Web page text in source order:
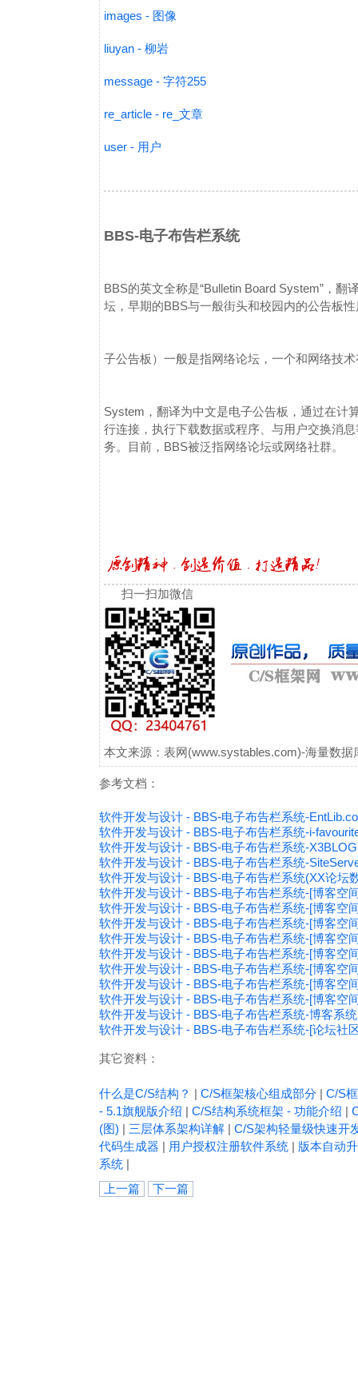
images - 图像
liuyan - 柳岩
message - 字符255
re_article - re_文章
user - 用户
BBS-电子布告栏系统
BBS的英文全称是“Bulletin Board System”，翻
坛，早期的BBS与一般街头和校园内的公告板
子公告板）一般是指网络论坛，一个和网络技
System，翻译为中文是电子公告板，通过在计
行连接，执行下载数据或程序、与用户交换消
务。
目前，BBS被泛指网络论坛或网络社群。
扫一扫加微信
本文来源：表网(www.systables.com)-海量数
参考文档：
软件开发与设计 - BBS-电子布告栏系统-
软件开发与设计 - BBS-电子布告栏系统-i-
软件开发与设计 - BBS-电子布告栏系统-
软件开发与设计 - BBS-电子布告栏系统-
软件开发与设计 - BBS-电子布告栏系统(XX论坛
软件开发与设计 - BBS-电子布告栏系统-[博客空
软件开发与设计 - BBS-电子布告栏系统-[博客空
软件开发与设计 - BBS-电子布告栏系统-[博客空
软件开发与设计 - BBS-电子布告栏系统-[博客空
软件开发与设计 - BBS-电子布告栏系统-[博客空
软件开发与设计 - BBS-电子布告栏系统-[博客空
软件开发与设计 - BBS-电子布告栏系统-[博客空
软件开发与设计 - BBS-电子布告栏系统-[博客空
软件开发与设计 - BBS-电子布告栏系统-博客系
软件开发与设计 - BBS-电子布告栏系统-[论坛社
其它资料：
什么是C/S结构？ | C/S框架核心组成部分 | C/S
- 5.1旗舰版介绍 | C/S结构系统框架 - 功能介绍 |
(图) | 三层体系架构详解 | C/S架构轻量级快速开
代码生成器 | 用户授权注册软件系统 | 版本自动
系统 |
上一篇
下一篇